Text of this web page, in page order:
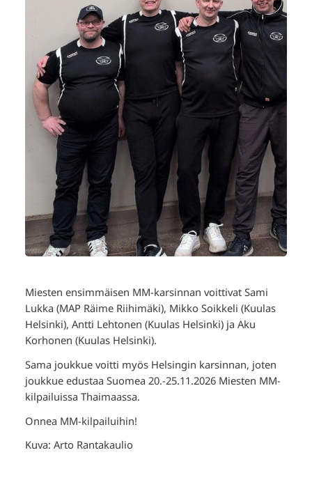
Miesten ensimmäisen MM-karsinnan voittivat Sami
Lukka (MAP Räime Riihimäki), Mikko Soikkeli (Kuulas
Helsinki), Antti Lehtonen (Kuulas Helsinki) ja Aku
Korhonen (Kuulas Helsinki).
Sama joukkue voitti myös Helsingin karsinnan, joten
joukkue edustaa Suomea 20.-25.11.2026 Miesten MM-
kilpailuissa Thaimaassa.
Onnea MM-kilpailuihin!
Kuva: Arto Rantakaulio